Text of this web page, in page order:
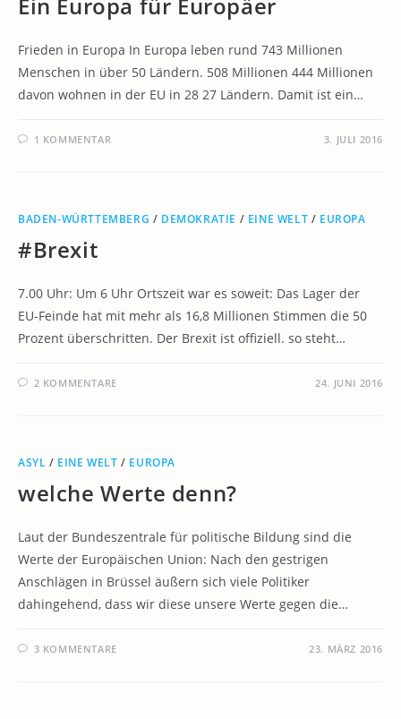
Frieden in Europa In Europa leben rund 743 Millionen
Menschen in über 50 Ländern. 508 Millionen 444 Millionen
davon wohnen in der EU in 28 27 Ländern. Damit ist ein…
1 KOMMENTAR 3. JULI 2016
BADEN-WÜRTTEMBERG / DEMOKRATIE / EINE WELT / EUROPA
#Brexit
7.00 Uhr: Um 6 Uhr Ortszeit war es soweit: Das Lager der
EU-Feinde hat mit mehr als 16,8 Millionen Stimmen die 50
Prozent überschritten. Der Brexit ist offiziell. so steht…
2 KOMMENTARE 24. JUNI 2016
ASYL / EINE WELT / EUROPA
welche Werte denn?
Laut der Bundeszentrale für politische Bildung sind die
Werte der Europäischen Union: Nach den gestrigen
Anschlägen in Brüssel äußern sich viele Politiker
dahingehend, dass wir diese unsere Werte gegen die…
3 KOMMENTARE 23. MÄRZ 2016